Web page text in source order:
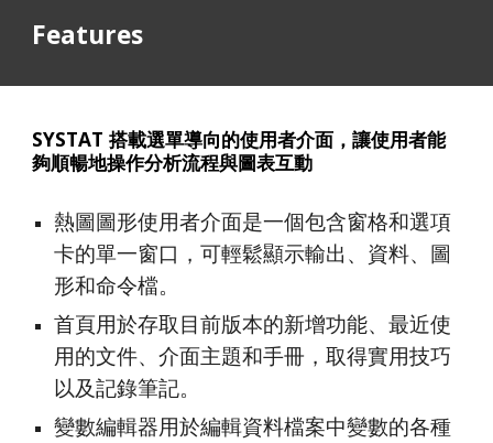
Features
SYSTAT 搭載選單導向的使用者介面，讓使用者能
夠順暢地操作分析流程與圖表互動
熱圖圖形使用者介面是一個包含窗格和選項
卡的單一窗口，可輕鬆顯示輸出、資料、圖
形和命令檔。
首頁用於存取目前版本的新增功能、最近使
用的文件、介面主題和手冊，取得實用技巧
以及記錄筆記。
變數編輯器用於編輯資料檔案中變數的各種